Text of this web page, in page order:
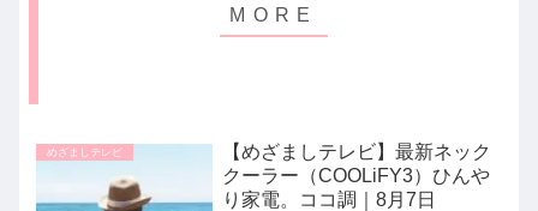
めざましテレビ
【めざましテレビ】最新ネック
クーラー（COOLiFY3）ひんや
り家電。ココ調｜8月7日